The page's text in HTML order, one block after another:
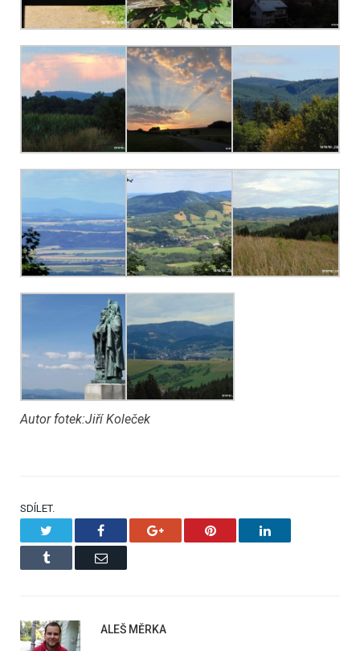
Autor fotek:Jiří Koleček
SDÍLET.
Facebook Google+ Pinterest LinkedIn
Tumblr Email
ALEŠ MĚRKA